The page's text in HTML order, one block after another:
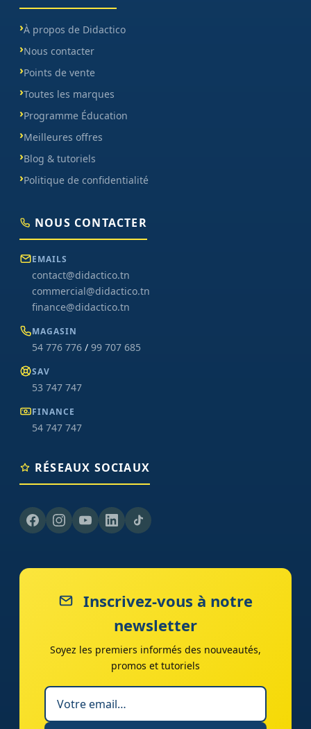
À propos de Didactico
Nous contacter
Points de vente
Toutes les marques
Programme Éducation
Meilleures offres
Blog & tutoriels
Politique de confidentialité
NOUS CONTACTER
EMAILS
contact@didactico.tn
commercial@didactico.tn
finance@didactico.tn
MAGASIN
54 776 776 / 99 707 685
SAV
53 747 747
FINANCE
54 747 747
RÉSEAUX SOCIAUX
Inscrivez-vous à notre
newsletter
Soyez les premiers informés des nouveautés,
promos et tutoriels